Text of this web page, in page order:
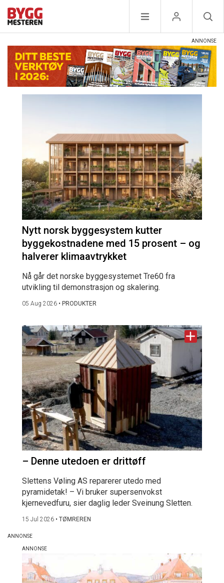
Nytt norsk byggesystem kutter
byggekostnadene med 15 prosent – og
halverer klimaavtrykket
Nå går det norske byggesystemet Tre60 fra
utvikling til demonstrasjon og skalering.
05 Aug 2026 • PRODUKTER
– Denne utedoen er drittøff
Slettens Vøling AS reparerer utedo med
pyramidetak! – Vi bruker supersenvokst
kjernevedfuru, sier daglig leder Sveinung Sletten.
15 Jul 2026 • TØMREREN